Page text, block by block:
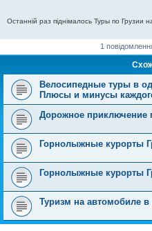
Останній раз піднімалось Туры по Грузии
1
Велосипедные туры в
Плюсы и минусы
Дорожное приключение
Горнолыжные курорты
Горнолыжные курорты
Туризм на автомобиле в